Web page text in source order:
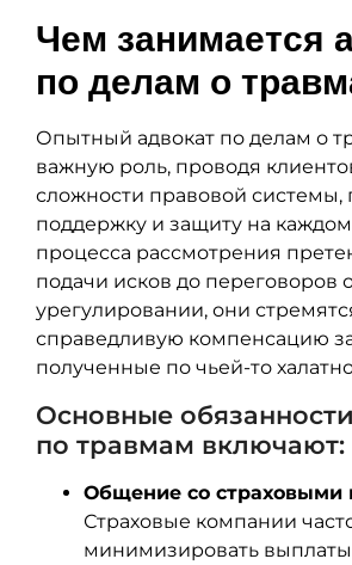
Чем занимается
по делам о
Опытный адвокат по делам о
важную роль, проводя
сложности правовой системы,
поддержку и защиту на каждом
процесса рассмотрения
подачи исков до переговоров
урегулировании, они
справедливую компенсацию
полученные по чьей-то
Основные
по травмам включают:
Общение со страховыми
Страховые компании
минимизировать